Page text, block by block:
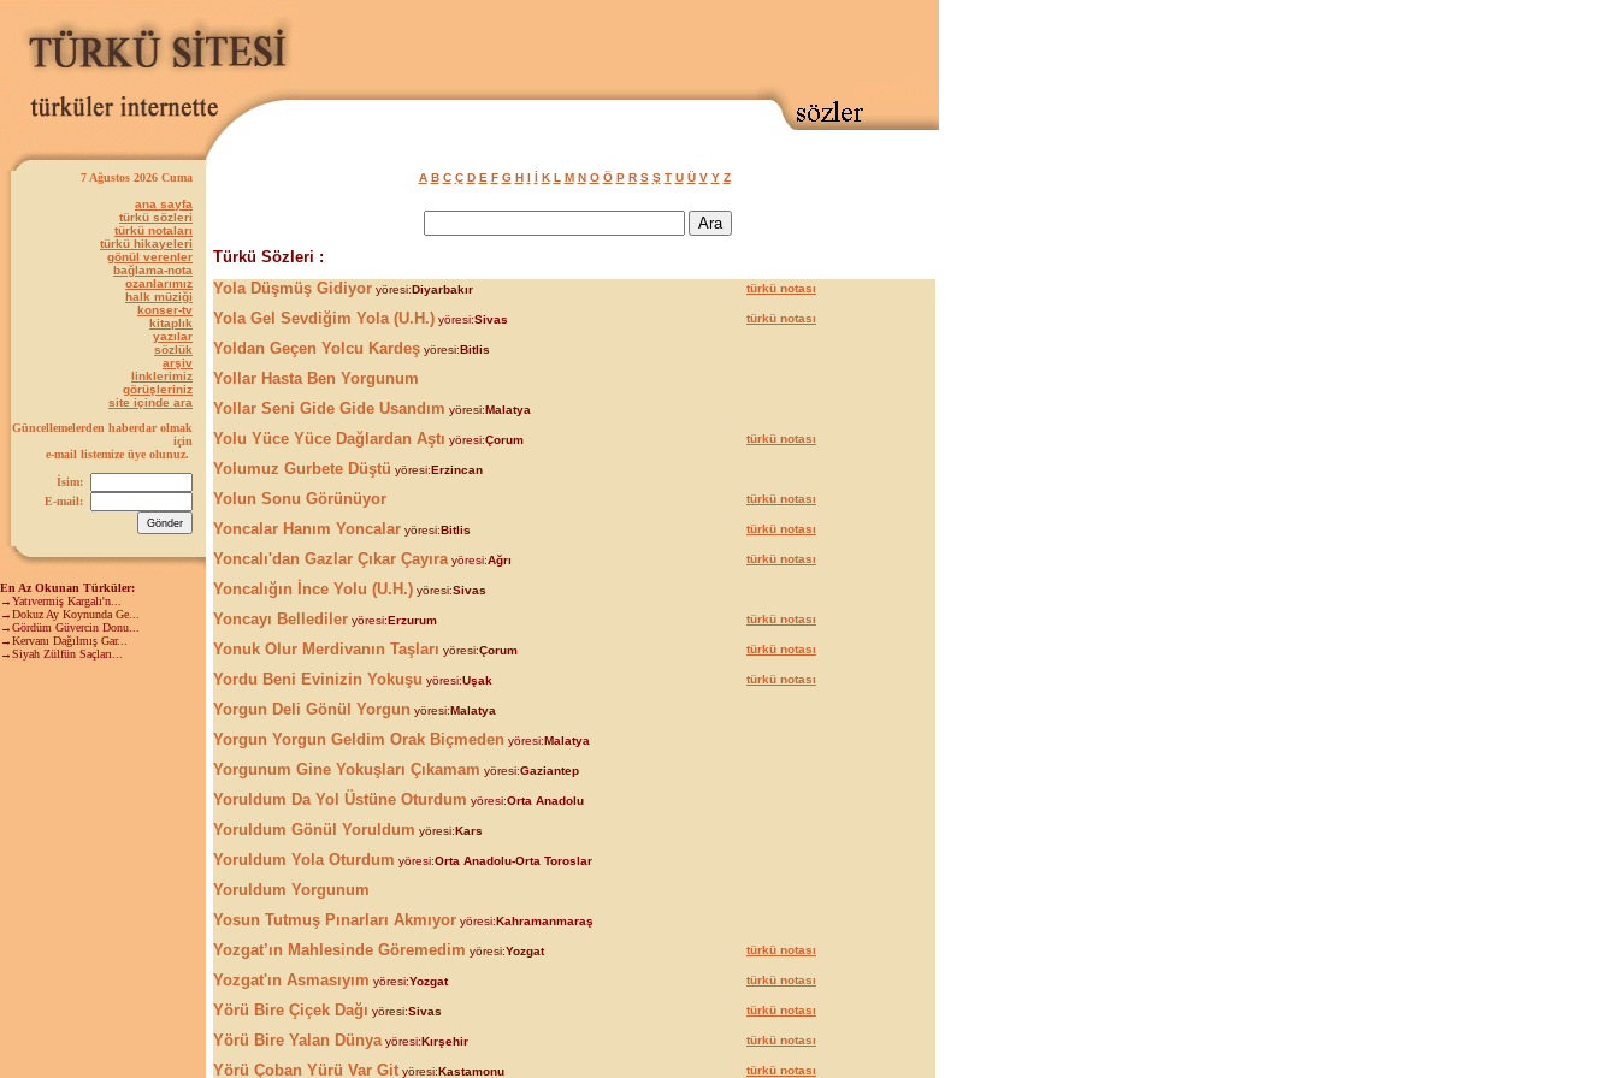
7 Ağustos 2026 Cuma
ana sayfa
türkü sözleri
türkü notaları
türkü hikayeleri
gönül verenler
bağlama-nota
ozanlarımız
halk müziği
konser-tv
kitaplık
yazılar
sözlük
arşiv
linklerimiz
görüşleriniz
site içinde ara
Güncellemelerden haberdar olmak
için
e-mail listemize üye olunuz.
İsim:
E-mail:
En Az Okunan Türküler:
→Yatıvermiş Kargalı'n...
→Dokuz Ay Koynunda Ge...
→Gördüm Güvercin Donu...
→Kervanı Dağılmış Gar...
→Siyah Zülfün Saçları...
A B C Ç D E F G H I İ K L M N O Ö P R S Ş T U Ü V Y Z
Türkü Sözleri :
Yola Düşmüş Gidiyor yöresi:Diyarbakır türkü notası
Yola Gel Sevdiğim Yola (U.H.) yöresi:Sivas türkü notası
Yoldan Geçen Yolcu Kardeş yöresi:Bitlis
Yollar Hasta Ben Yorgunum
Yollar Seni Gide Gide Usandım yöresi:Malatya
Yolu Yüce Yüce Dağlardan Aştı yöresi:Çorum türkü notası
Yolumuz Gurbete Düştü yöresi:Erzincan
Yolun Sonu Görünüyor türkü notası
Yoncalar Hanım Yoncalar yöresi:Bitlis türkü notası
Yoncalı'dan Gazlar Çıkar Çayıra yöresi:Ağrı türkü notası
Yoncalığın İnce Yolu (U.H.) yöresi:Sivas
Yoncayı Bellediler yöresi:Erzurum türkü notası
Yonuk Olur Merdivanın Taşları yöresi:Çorum türkü notası
Yordu Beni Evinizin Yokuşu yöresi:Uşak türkü notası
Yorgun Deli Gönül Yorgun yöresi:Malatya
Yorgun Yorgun Geldim Orak Biçmeden yöresi:Malatya
Yorgunum Gine Yokuşları Çıkamam yöresi:Gaziantep
Yoruldum Da Yol Üstüne Oturdum yöresi:Orta Anadolu
Yoruldum Gönül Yoruldum yöresi:Kars
Yoruldum Yola Oturdum yöresi:Orta Anadolu-Orta Toroslar
Yoruldum Yorgunum
Yosun Tutmuş Pınarları Akmıyor yöresi:Kahramanmaraş
Yozgat’ın Mahlesinde Göremedim yöresi:Yozgat türkü notası
Yozgat'ın Asmasıyım yöresi:Yozgat türkü notası
Yörü Bire Çiçek Dağı yöresi:Sivas türkü notası
Yörü Bire Yalan Dünya yöresi:Kırşehir türkü notası
Yörü Çoban Yürü Var Git yöresi:Kastamonu türkü notası